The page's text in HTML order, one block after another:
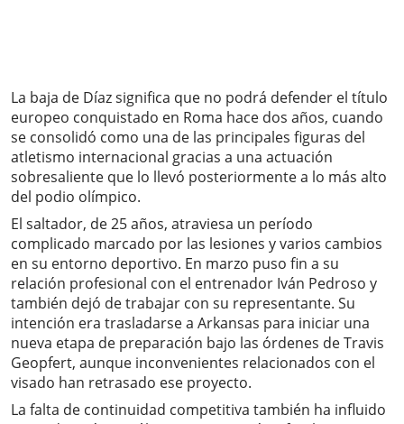
La baja de Díaz significa que no podrá defender el título
europeo conquistado en Roma hace dos años, cuando
se consolidó como una de las principales figuras del
atletismo internacional gracias a una actuación
sobresaliente que lo llevó posteriormente a lo más alto
del podio olímpico.
El saltador, de 25 años, atraviesa un período
complicado marcado por las lesiones y varios cambios
en su entorno deportivo. En marzo puso fin a su
relación profesional con el entrenador Iván Pedroso y
también dejó de trabajar con su representante. Su
intención era trasladarse a Arkansas para iniciar una
nueva etapa de preparación bajo las órdenes de Travis
Geopfert, aunque inconvenientes relacionados con el
visado han retrasado ese proyecto.
La falta de continuidad competitiva también ha influido